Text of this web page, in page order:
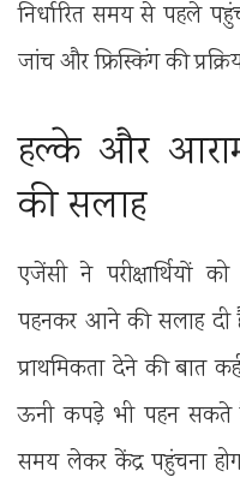
निर्धारित समय से पहले
जांच और फ्रिस्किंग की
हल्के और
की सलाह
एजेंसी ने
पहनकर आने की सलाह
प्राथमिकता देने की बात
ऊनी कपड़े भी पहन सकते
समय लेकर केंद्र पहुंचना